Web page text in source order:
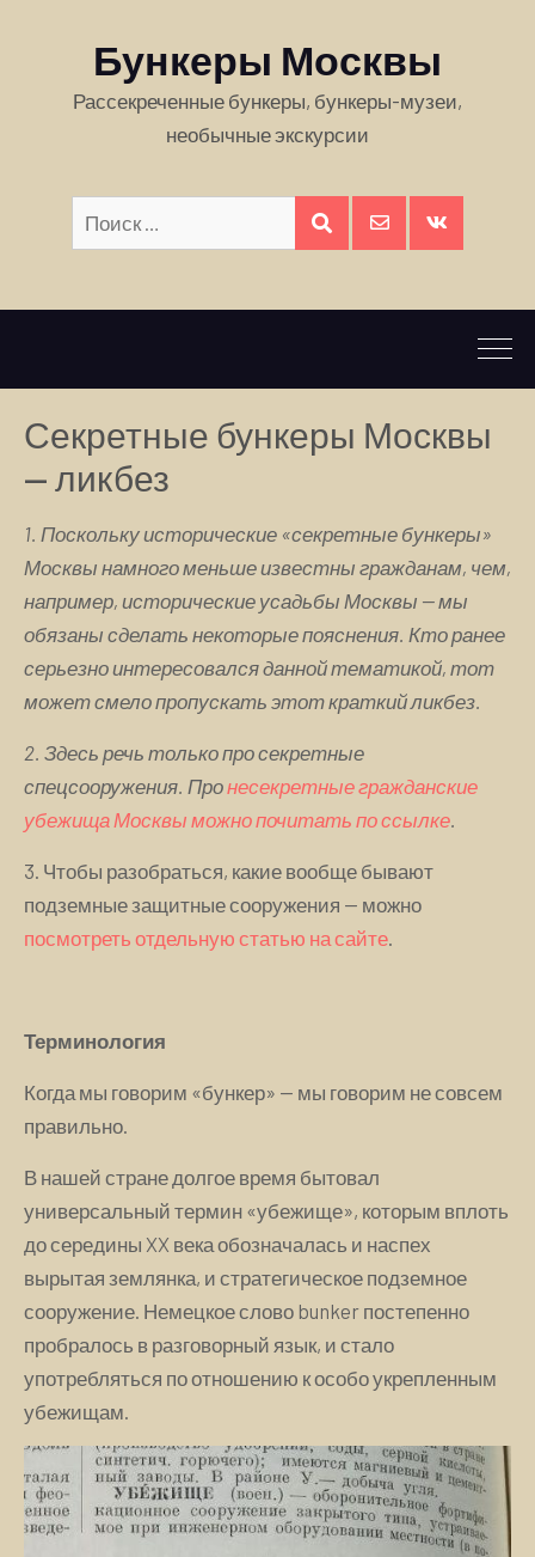
Бункеры Москвы
Рассекреченные бункеры, бункеры-музеи,
необычные экскурсии
Искать:
ПОИСК
Секретные бункеры Москвы
— ликбез
1. Поскольку исторические «секретные бункеры»
Москвы намного меньше известны гражданам, чем,
например, исторические усадьбы Москвы — мы
обязаны сделать некоторые пояснения. Кто ранее
серьезно интересовался данной тематикой, тот
может смело пропускать этот краткий ликбез.
2. Здесь речь только про секретные
спецсооружения. Пронесекретные гражданские
убежища Москвы можно почитать по ссылке.
3. Чтобы разобраться, какие вообще бывают
подземные защитные сооружения — можно
посмотреть отдельную статью на сайте.
Терминология
Когда мы говорим «бункер» — мы говорим не совсем
правильно.
В нашей стране долгое время бытовал
универсальный термин «убежище», которым вплоть
до середины XX века обозначалась и наспех
вырытая землянка, и стратегическое подземное
сооружение. Немецкое слово bunker постепенно
пробралось в разговорный язык, и стало
употребляться по отношению к особо укрепленным
убежищам.